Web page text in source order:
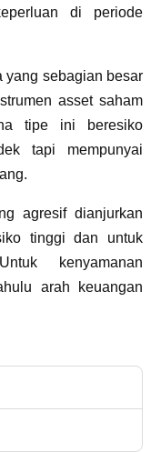
di periode
sebagian besar
asset saham
tipe ini beresiko
tapi mempunyai
agresif dianjurkan
tinggi dan untuk
kenyamanan
arah keuangan